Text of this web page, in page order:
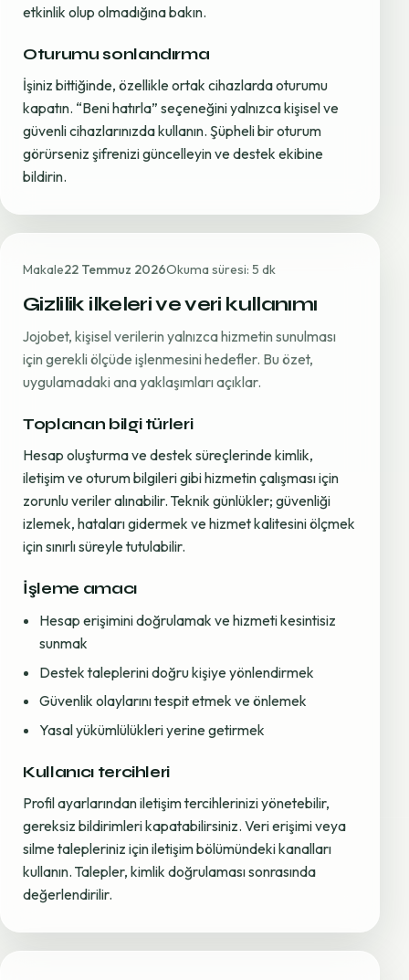
etkinlik olup olmadığına bakın.
Oturumu sonlandırma
İşiniz bittiğinde, özellikle ortak cihazlarda oturumu
kapatın. “Beni hatırla” seçeneğini yalnızca kişisel ve
güvenli cihazlarınızda kullanın. Şüpheli bir oturum
görürseniz şifrenizi güncelleyin ve destek ekibine
bildirin.
Makale22 Temmuz 2026Okuma süresi: 5 dk
Gizlilik ilkeleri ve veri kullanımı
Jojobet, kişisel verilerin yalnızca hizmetin sunulması
için gerekli ölçüde işlenmesini hedefler. Bu özet,
uygulamadaki ana yaklaşımları açıklar.
Toplanan bilgi türleri
Hesap oluşturma ve destek süreçlerinde kimlik,
iletişim ve oturum bilgileri gibi hizmetin çalışması için
zorunlu veriler alınabilir. Teknik günlükler; güvenliği
izlemek, hataları gidermek ve hizmet kalitesini ölçmek
için sınırlı süreyle tutulabilir.
İşleme amacı
Hesap erişimini doğrulamak ve hizmeti kesintisiz
sunmak
Destek taleplerini doğru kişiye yönlendirmek
Güvenlik olaylarını tespit etmek ve önlemek
Yasal yükümlülükleri yerine getirmek
Kullanıcı tercihleri
Profil ayarlarından iletişim tercihlerinizi yönetebilir,
gereksiz bildirimleri kapatabilirsiniz. Veri erişimi veya
silme talepleriniz için iletişim bölümündeki kanalları
kullanın. Talepler, kimlik doğrulaması sonrasında
değerlendirilir.